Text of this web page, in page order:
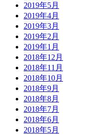
2019年5月
2019年4月
2019年3月
2019年2月
2019年1月
2018年12月
2018年11月
2018年10月
2018年9月
2018年8月
2018年7月
2018年6月
2018年5月